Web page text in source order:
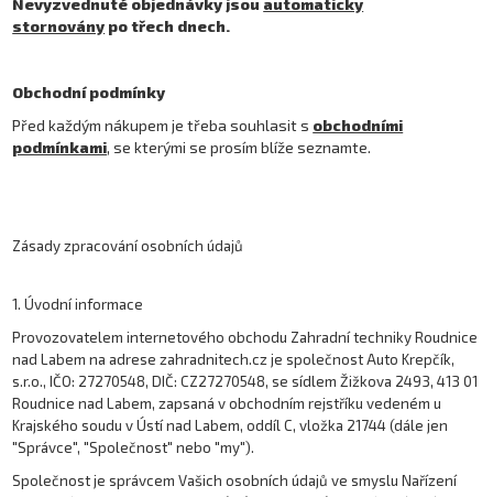
Nevyzvednuté objednávky jsou automaticky
stornovány po třech dnech.
Obchodní podmínky
Před každým nákupem je třeba souhlasit s obchodními
podmínkami, se kterými se prosím blíže seznamte.
Zásady zpracování osobních údajů
1. Úvodní informace
Provozovatelem internetového obchodu Zahradní techniky Roudnice
nad Labem na adrese zahradnitech.cz je společnost Auto Krepčík,
s.r.o., IČO: 27270548, DIČ: CZ27270548, se sídlem Žižkova 2493, 413 01
Roudnice nad Labem, zapsaná v obchodním rejstříku vedeném u
Krajského soudu v Ústí nad Labem, oddíl C, vložka 21744 (dále jen
"Správce", "Společnost" nebo "my").
Společnost je správcem Vašich osobních údajů ve smyslu Nařízení